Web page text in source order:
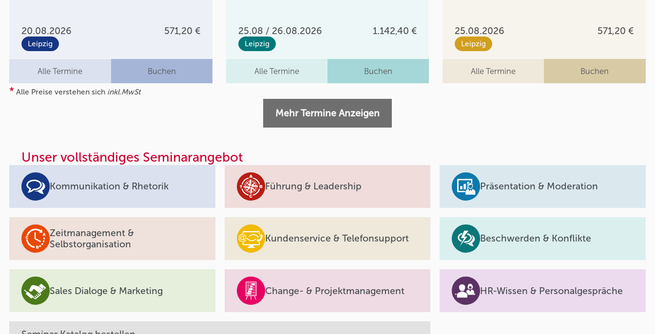
20.08.2026 571,20 €
Leipzig
Alle Termine Buchen
25.08 / 26.08.2026 1.142,40 €
Leipzig
Alle Termine Buchen
25.08.2026 571,20 €
Leipzig
Alle Termine Buchen
* Alle Preise verstehen sich inkl.MwSt
Mehr Termine Anzeigen
Unser vollständiges Seminarangebot
Kommunikation & Rhetorik Führung & Leadership Präsentation & Moderation
Zeitmanagement &
Selbstorganisation
Kundenservice & Telefonsupport Beschwerden & Konflikte
Sales Dialoge & Marketing Change- & Projektmanagement HR-Wissen & Personalgespräche